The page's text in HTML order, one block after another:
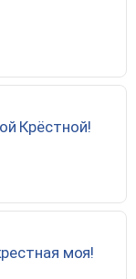
Крёстной!
моя!